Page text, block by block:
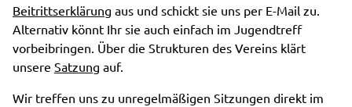
Beitrittserklärung aus und schickt sie uns per E-Mail zu.
Alternativ könnt Ihr sie auch einfach im Jugendtreff
vorbeibringen. Über die Strukturen des Vereins klärt
unsere Satzung auf.
Wir treffen uns zu unregelmäßigen Sitzungen direkt im